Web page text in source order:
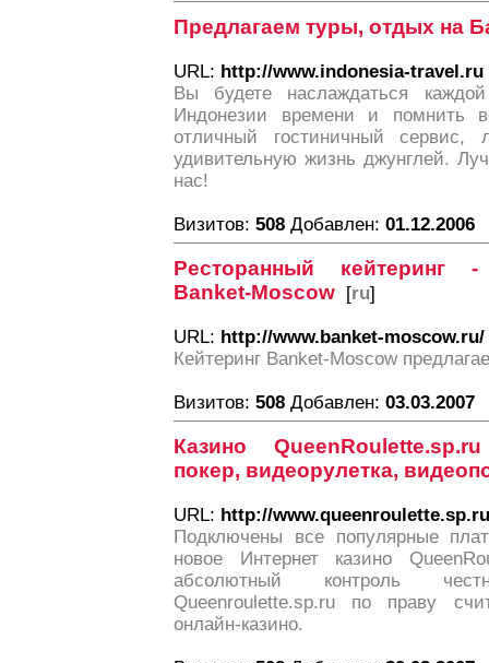
Предлагаем туры, отдых на
URL: http://www.indonesia-travel.ru
Вы будете наслаждаться
Индонезии времени и помнить
отличный гостиничный сервис,
удивительную жизнь джунглей.
нас!
Визитов: 508 Добавлен: 01.12.2006
Ресторанный кейтеринг
Banket-Moscow [ru]
URL: http://www.banket-moscow.ru/
Кейтеринг Banket-Moscow
Визитов: 508 Добавлен: 03.03.2007
Казино
покер, видеорулетка,
URL: http://www.queenroulette.sp.ru
Подключены все популярные
новое Интернет казино
абсолютный контроль
Queenroulette.sp.ru по праву
онлайн-казино.